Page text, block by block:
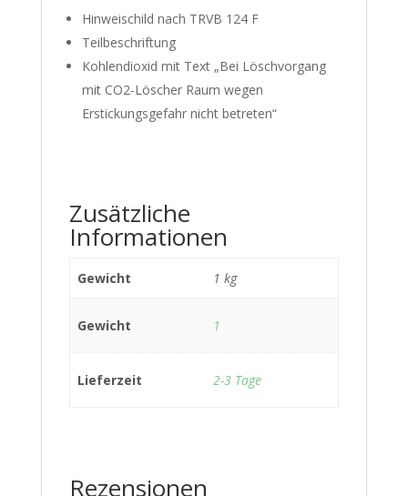
Hinweischild nach TRVB 124 F
Teilbeschriftung
Kohlendioxid mit Text „Bei Löschvorgang
mit CO2-Löscher Raum wegen
Erstickungsgefahr nicht betreten“
Zusätzliche
Informationen
Gewicht 1 kg
Gewicht 1
Lieferzeit 2-3 Tage
Rezensionen